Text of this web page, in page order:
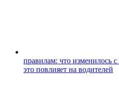
правилам: что изменилось с
это повлияет на водителей